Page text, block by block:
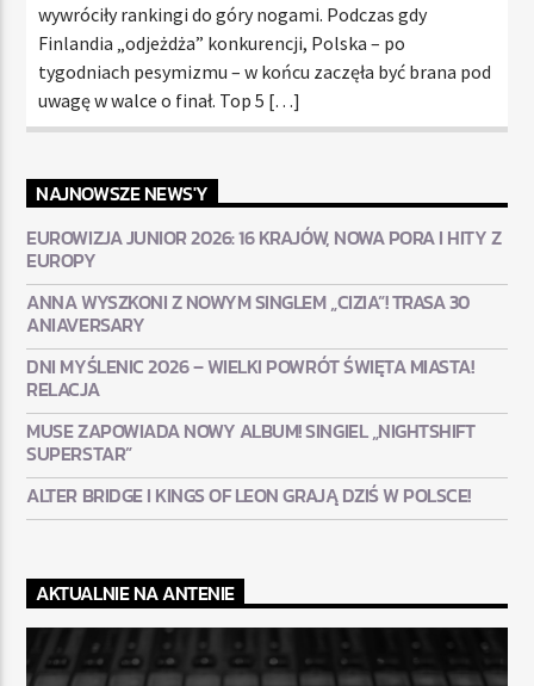
wywróciły rankingi do góry nogami. Podczas gdy
Finlandia „odjeżdża” konkurencji, Polska – po
tygodniach pesymizmu – w końcu zaczęła być brana pod
uwagę w walce o finał. Top 5 […]
NAJNOWSZE NEWS'Y
EUROWIZJA JUNIOR 2026: 16 KRAJÓW, NOWA PORA I HITY Z
EUROPY
ANNA WYSZKONI Z NOWYM SINGLEM „CIZIA”! TRASA 30
ANIAVERSARY
DNI MYŚLENIC 2026 – WIELKI POWRÓT ŚWIĘTA MIASTA!
RELACJA
MUSE ZAPOWIADA NOWY ALBUM! SINGIEL „NIGHTSHIFT
SUPERSTAR”
ALTER BRIDGE I KINGS OF LEON GRAJĄ DZIŚ W POLSCE!
AKTUALNIE NA ANTENIE